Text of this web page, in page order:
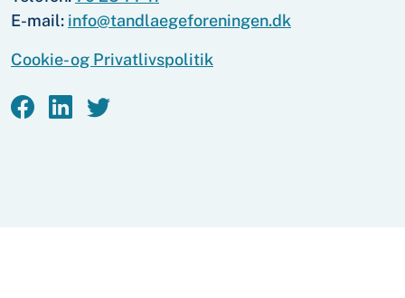
E-mail: info@tandlaegeforeningen.dk
Cookie- og Privatlivspolitik